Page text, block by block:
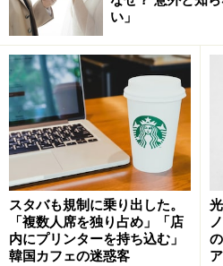
い」
スタバも規制に乗り出した。
「複数人席を独り占め」「店
内にプリンターを持ち込む」
韓国カフェの迷惑客